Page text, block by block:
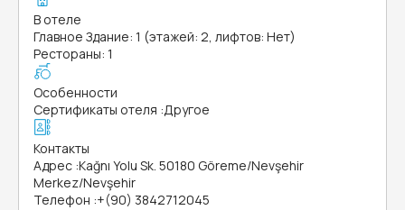
В отеле
Главное Здание: 1 (этажей: 2, лифтов: Нет)
Рестораны: 1
Особенности
Сертификаты отеля :Другое
Контакты
Адрес :Kağnı Yolu Sk. 50180 Göreme/Nevşehir
Merkez/Nevşehir
Телефон :+(90) 3842712045